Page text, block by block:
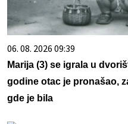
06. 08. 2026 09:39
Marija (3) se igrala u
godine otac je pronašao,
gde je bila